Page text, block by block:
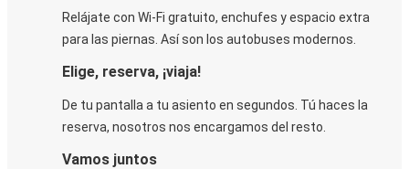
Relájate con Wi-Fi gratuito, enchufes y espacio extra
para las piernas. Así son los autobuses modernos.
Elige, reserva, ¡viaja!
De tu pantalla a tu asiento en segundos. Tú haces la
reserva, nosotros nos encargamos del resto.
Vamos juntos